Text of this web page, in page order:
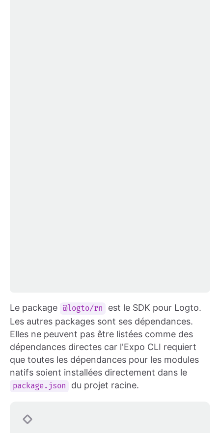
Le package @logto/rn
est le SDK pour Logto.
Les autres packages sont ses dépendances.
Elles ne peuvent pas être listées comme des
dépendances directes car l'Expo CLI requiert
que toutes les dépendances pour les modules
natifs soient installées directement dans le
package.json du projet racine.